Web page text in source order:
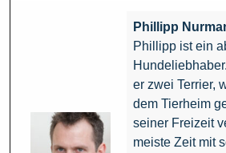
Phillipp
Phillipp ist ein
er zwei Terrier,
dem Tierheim
seiner Freizeit
meiste Zeit mit